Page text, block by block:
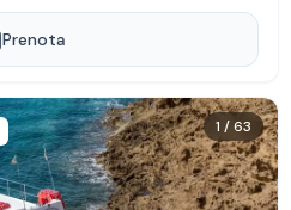
Prenota
1 /63